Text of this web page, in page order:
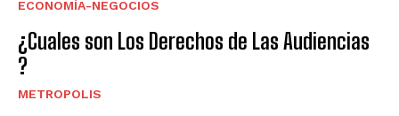
ECONOMÍA-NEGOCIOS
¿Cuales son Los Derechos de Las Audiencias
?
METROPOLIS